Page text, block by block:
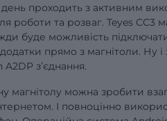
проходить з активним
роботи та розваг. Teyes CC3
буде можливість
прямо з магнітоли. Ну
зʼєднання.
магнітолу можна зробити
І повноцінно